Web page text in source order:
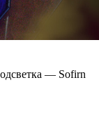
— Sofirn